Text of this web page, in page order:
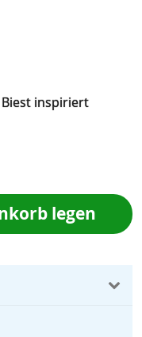
Biest inspiriert
legen